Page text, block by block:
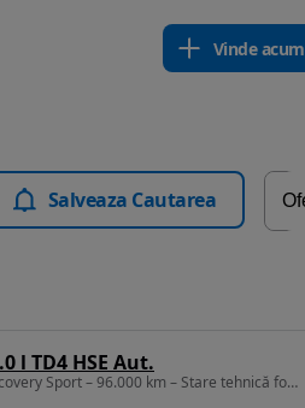
Vinde acum
Salveaza Cautarea
l TD4 HSE Aut.
1999 cm3 • 180 CP • 2017 Land Rover Discovery Sport – 96.000 km – Stare tehnică foarte bun